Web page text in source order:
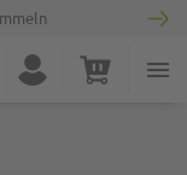
Konto Warenkorb